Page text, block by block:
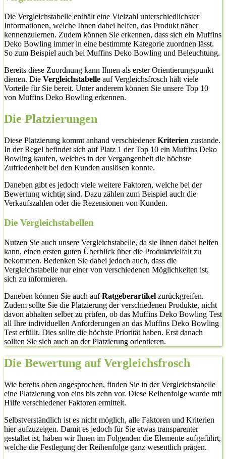
Die Vergleichstabelle enthält eine Vielzahl unterschiedlichster
Informationen, welche Ihnen dabei helfen, das Produkt näher
kennenzulernen. Zudem können Sie erkennen, dass sich ein Muffins
Deko Bowling immer in eine bestimmte Kategorie zuordnen lässt.
So zum Beispiel auch bei Muffins Deko Bowling und Beleuchtung.
Bereits diese Zuordnung kann Ihnen als erster Orientierungspunkt
dienen. Die Vergleichstabelle auf Vergleichsfrosch hält viele
Vorteile für Sie bereit. Unter anderem können Sie unsere Top 10
von Muffins Deko Bowling erkennen.
Die Platzierungen
Diese Platzierung kommt anhand verschiedenerKriterien zustande.
In der Regel befindet sich auf Platz 1 der Top 10 ein Muffins Deko
Bowling kaufen, welches in der Vergangenheit die höchste
Zufriedenheit bei den Kunden auslösen konnte.
Daneben gibt es jedoch viele weitere Faktoren, welche bei der
Bewertung wichtig sind. Dazu zählen zum Beispiel auch die
Verkaufszahlen oder die Rezensionen von Kunden.
Die Vergleichstabellen
Nutzen Sie auch unsere Vergleichstabelle, da sie Ihnen dabei helfen
kann, einen ersten guten Überblick über die Produktvielfalt zu
bekommen. Bedenken Sie dabei jedoch auch, dass die
Vergleichstabelle nur einer von verschiedenen Möglichkeiten ist,
sich zu informieren.
Daneben können Sie auch aufRatgeberartikel zurückgreifen.
Zudem sollte Sie die Platzierung der verschiedenen Produkte, nicht
davon abhalten selber zu prüfen, ob das Muffins Deko Bowling Test
all Ihre individuellen Anforderungen an das Muffins Deko Bowling
Test erfüllt. Dies sollte die höchste Priorität haben. Erst danach
sollten Sie sich auch an der Platzierung orientieren.
Die Bewertung auf Vergleichsfrosch
Wie bereits oben angesprochen, finden Sie in der Vergleichstabelle
eine Platzierung von eins bis zehn vor. Diese Reihenfolge wurde mit
Hilfe verschiedener Faktoren ermittelt.
Selbstverständlich ist es nicht möglich, alle Faktoren und Kriterien
hier aufzuzeigen. Damit es jedoch für Sie etwas transparenter
gestaltet ist, haben wir Ihnen im Folgenden die Elemente aufgeführt,
welche die Festlegung der Reihenfolge ganz wesentlich prägen.